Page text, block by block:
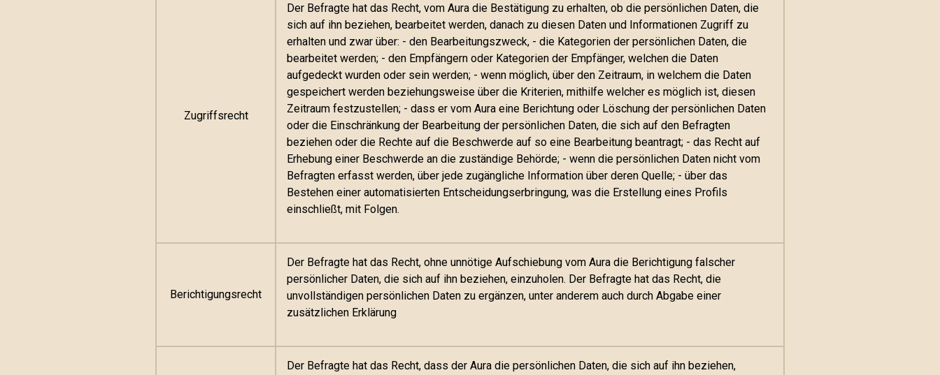
Zugriffsrecht
Der Befragte hat das Recht, vom Aura die Bestätigung zu erhalten, ob die persönlichen Daten, die
sich auf ihn beziehen, bearbeitet werden, danach zu diesen Daten und Informationen Zugriff zu
erhalten und zwar über: - den Bearbeitungszweck, - die Kategorien der persönlichen Daten, die
bearbeitet werden; - den Empfängern oder Kategorien der Empfänger, welchen die Daten
aufgedeckt wurden oder sein werden; - wenn möglich, über den Zeitraum, in welchem die Daten
gespeichert werden beziehungsweise über die Kriterien, mithilfe welcher es möglich ist, diesen
Zeitraum festzustellen; - dass er vom Aura eine Berichtung oder Löschung der persönlichen Daten
oder die Einschränkung der Bearbeitung der persönlichen Daten, die sich auf den Befragten
beziehen oder die Rechte auf die Beschwerde auf so eine Bearbeitung beantragt; - das Recht auf
Erhebung einer Beschwerde an die zuständige Behörde; - wenn die persönlichen Daten nicht vom
Befragten erfasst werden, über jede zugängliche Information über deren Quelle; - über das
Bestehen einer automatisierten Entscheidungserbringung, was die Erstellung eines Profils
einschließt, mit Folgen.
Berichtigungsrecht
Der Befragte hat das Recht, ohne unnötige Aufschiebung vom Aura die Berichtigung falscher
persönlicher Daten, die sich auf ihn beziehen, einzuholen. Der Befragte hat das Recht, die
unvollständigen persönlichen Daten zu ergänzen, unter anderem auch durch Abgabe einer
zusätzlichen Erklärung
Der Befragte hat das Recht, dass der Aura die persönlichen Daten, die sich auf ihn beziehen,